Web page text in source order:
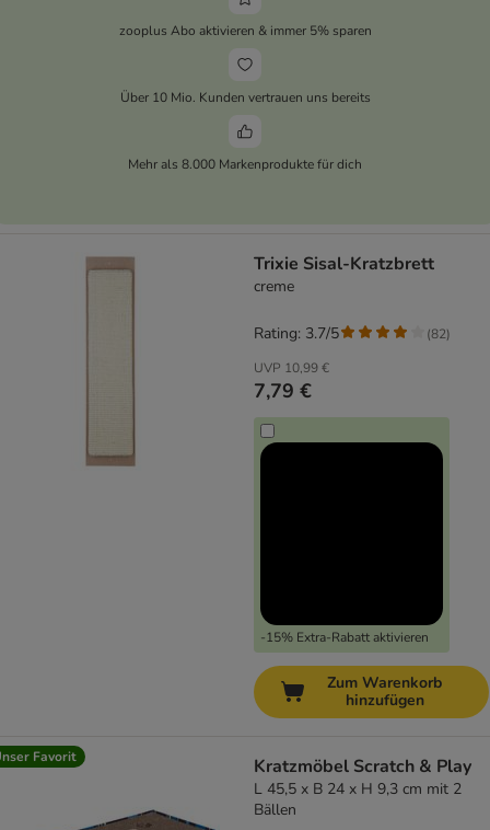
zooplus Abo aktivieren & immer 5% sparen
Über 10 Mio. Kunden vertrauen uns bereits
Mehr als 8.000 Markenprodukte für dich
Trixie Sisal-Kratzbrett
creme
UVP 10,99 €
7,79 €
-15% Extra-Rabatt aktivieren
Rating: 3.7/5 (82)
Zum Warenkorb
hinzufügen
Favorit Kratzmöbel Scratch & Play
L 45,5 x B 24 x H 9,3 cm mit 2
Bällen